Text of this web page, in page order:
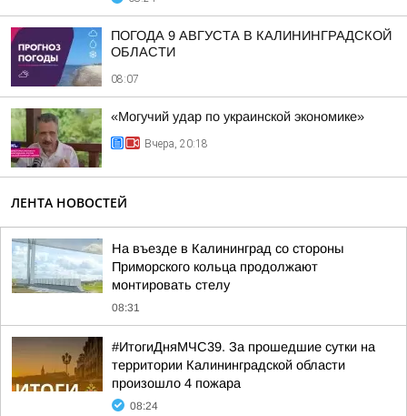
ПОГОДА 9 АВГУСТА В КАЛИНИНГРАДСКОЙ
ОБЛАСТИ
08:07
«Могучий удар по украинской экономике»
Вчера, 20:18
ЛЕНТА НОВОСТЕЙ
На въезде в Калининград со стороны
Приморского кольца продолжают
монтировать стелу
08:31
#ИтогиДняМЧС39. За прошедшие сутки на
территории Калининградской области
произошло 4 пожара
08:24